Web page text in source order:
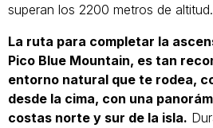
superan los 2200 metros de altitud.
La ruta para completar la
Pico Blue Mountain, es tan
entorno natural que te rodea,
desde la cima, con una
costas norte y sur de la isla.